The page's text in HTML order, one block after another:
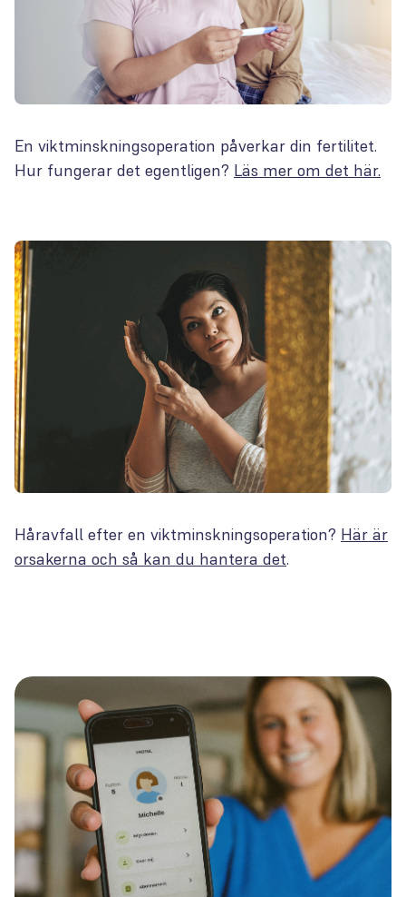
En viktminskningsoperation påverkar din fertilitet.
Hur fungerar det egentligen? Läs mer om det här.
Håravfall efter en viktminskningsoperation? Här är
orsakerna och så kan du hantera det.